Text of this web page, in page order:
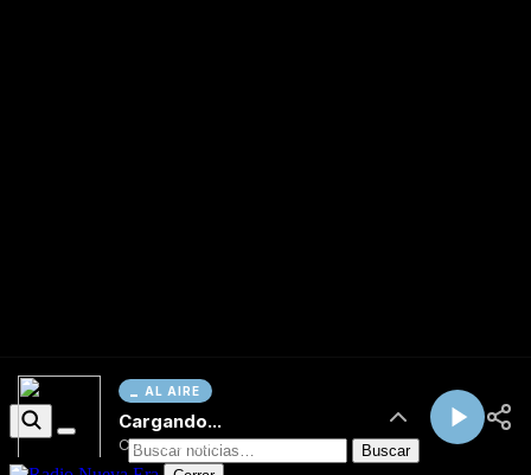
AL AIRE
Cargando...
Conectando...